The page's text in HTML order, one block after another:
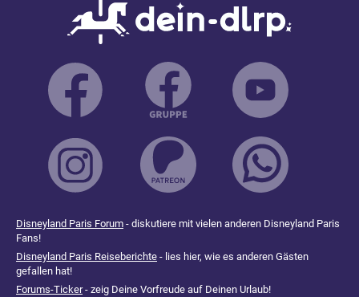
Disneyland Paris Forum - diskutiere mit vielen anderen Disneyland Paris
Fans!
Disneyland Paris Reiseberichte - lies hier, wie es anderen Gästen
gefallen hat!
Forums-Ticker- zeig Deine Vorfreude auf Deinen Urlaub!